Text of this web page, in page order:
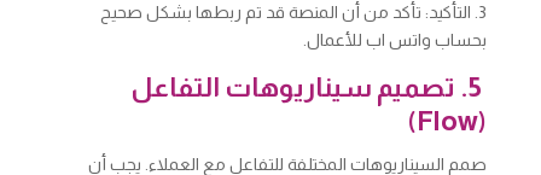
3. التأكيد: تأكد من أن المنصة قد تم ربطها بشكل صحيح
بحساب واتس اب للأعمال.
5. تصميم سيناريوهات التفاعل
(Flow)
صمم السيناريوهات المختلفة للتفاعل مع العملاء. يجب أن